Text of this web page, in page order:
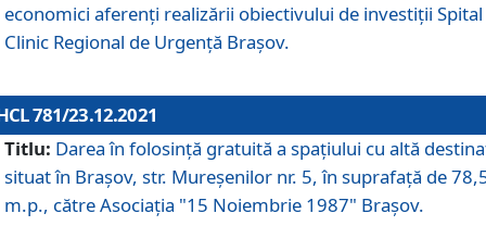
economici aferenți realizării obiectivului de investiții Spital
Clinic Regional de Urgență Brașov.
781/23.12.2021
Titlu: Darea în folosinţă gratuită a spaţiului cu altă
situat în Braşov, str. Mureşenilor nr. 5, în suprafaţă de
m.p., către Asociaţia "15 Noiembrie 1987" Braşov.